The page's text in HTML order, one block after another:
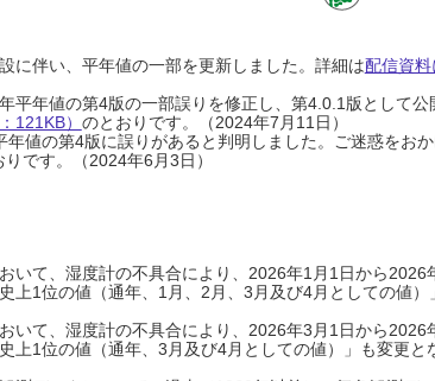
に伴い、平年値の一部を更新しました。詳細は配信資料
平年値の第4版の一部誤りを修正し、第4.0.1版として
121KB） のとおりです。（2024年7月11日）
値の第4版に誤りがあると判明しました。ご迷惑をお
りです。（2024年6月3日）
いて、湿度計の不具合により、2026年1月1日から
上1位の値（通年、1月、2月、3月及び4月としての値）
いて、湿度計の不具合により、2026年3月1日から
上1位の値（通年、3月及び4月としての値）」も変更